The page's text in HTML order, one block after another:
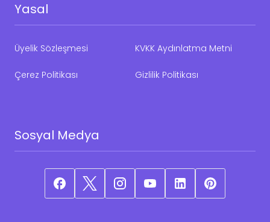
Yasal
Üyelik Sözleşmesi KVKK Aydınlatma Metni
Çerez Politikası Gizlilik Politikası
Sosyal Medya